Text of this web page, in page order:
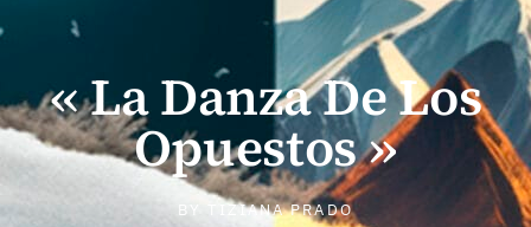
« La Danza De Los
Opuestos »
BY TIZIANA PRADO